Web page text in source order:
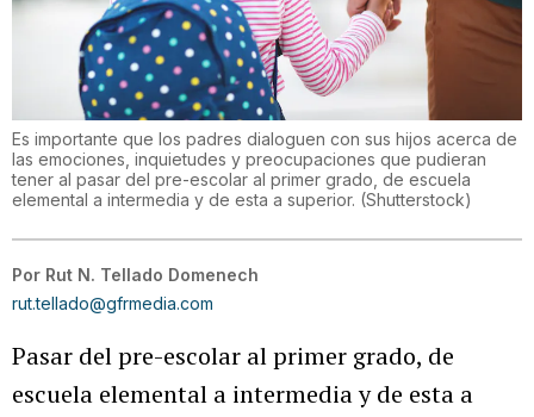
Es importante que los padres dialoguen con sus hijos acerca de
las emociones, inquietudes y preocupaciones que pudieran
tener al pasar del pre-escolar al primer grado, de escuela
elemental a intermedia y de esta a superior. (Shutterstock)
Por Rut N. Tellado Domenech
rut.tellado@gfrmedia.com
Pasar del pre-escolar al primer grado, de
escuela elemental a intermedia y de esta a